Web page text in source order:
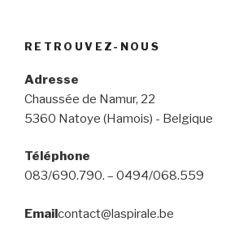
RETROUVEZ-NOUS
Adresse
Chaussée de Namur, 22
5360 Natoye (Hamois) - Belgique
Téléphone
083/690.790. – 0494/068.559
Emailcontact@laspirale.be